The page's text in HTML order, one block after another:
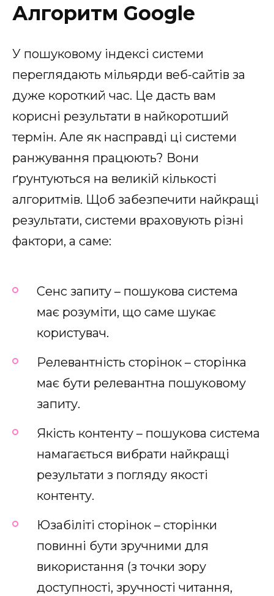
Алгоритм Google
У пошуковому індексі системи
переглядають мільярди веб-сайтів за
дуже короткий час. Це дасть вам
корисні результати в найкоротший
термін. Але як насправді ці системи
ранжування працюють? Вони
ґрунтуються на великій кількості
алгоритмів. Щоб забезпечити найкращі
результати, системи враховують різні
фактори, а саме:
Сенс запиту – пошукова система
має розуміти, що саме шукає
користувач.
Релевантність сторінок – сторінка
має бути релевантна пошуковому
запиту.
Якість контенту – пошукова система
намагається вибрати найкращі
результати з погляду якості
контенту.
Юзабіліті сторінок – сторінки
повинні бути зручними для
використання (з точки зору
доступності, зручності читання,